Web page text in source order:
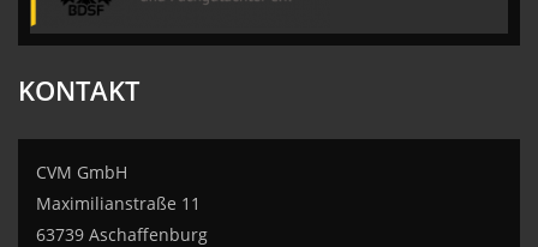
KONTAKT
CVM GmbH
Maximilianstraße 11
63739 Aschaffenburg